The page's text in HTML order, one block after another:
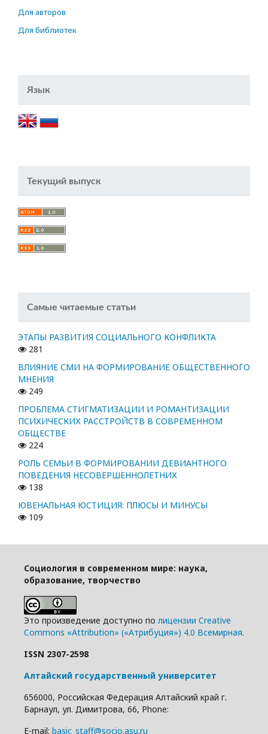
Для авторов
Для библиотек
Язык
Текущий выпуск
Самые читаемые статьи
ЭТАПЫ РАЗВИТИЯ СОЦИАЛЬНОГО КОНФЛИКТА
281
ВЛИЯНИЕ СМИ НА ФОРМИРОВАНИЕ ОБЩЕСТВЕННОГО
МНЕНИЯ
249
ПРОБЛЕМА СТИГМАТИЗАЦИИ И РОМАНТИЗАЦИИ
ПСИХИЧЕСКИХ РАССТРОЙСТВ В СОВРЕМЕННОМ
ОБЩЕСТВЕ
224
РОЛЬ СЕМЬИ В ФОРМИРОВАНИИ ДЕВИАНТНОГО
ПОВЕДЕНИЯ НЕСОВЕРШЕННОЛЕТНИХ
138
ЮВЕНАЛЬНАЯ ЮСТИЦИЯ: ПЛЮСЫ И МИНУСЫ
109
Социология в современном мире: наука,
образование, творчество
Это произведение доступно по лицензии Creative
Commons «Attribution» («Атрибуция») 4.0 Всемирная.
ISSN 2307-2598
Алтайский государственный университет
656000, Российская Федерация Алтайский край г.
Барнаул, ул. Димитрова, 66, Phone:
E-mail: basic_staff@socio.asu.ru